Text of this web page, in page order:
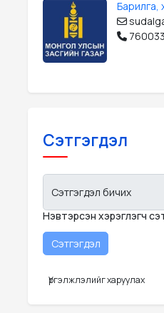
Барилга,
Сэтгэгдэл
Сэтгэгдэл бичих
Нэвтэрсэн хэрэглэгч
Үргэлжлэлийг харуулах